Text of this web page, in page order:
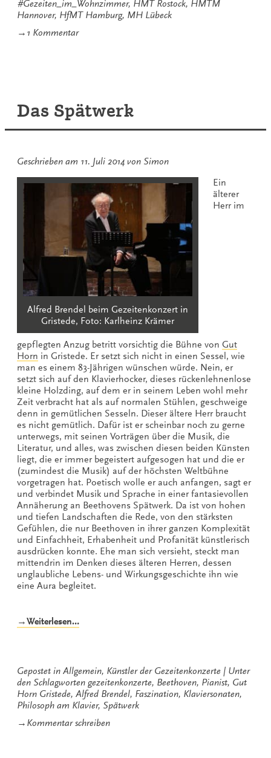
#Gezeiten_im_Wohnzimmer, HMT Rostock, HMTM
Hannover, HfMT Hamburg, MH Lübeck
→ 1 Kommentarzu
Sonaten
Das Spätwerk
Geschrieben am 11. Juli 2014 von Simon
Alfred Brendel beim Gezeitenkonzert in
Gristede, Foto: Karlheinz Krämer
Ein
älterer
Herr im
gepflegten Anzug betritt vorsichtig die Bühne von Gut
Horn in Gristede. Er setzt sich nicht in einen Sessel, wie
man es einem 83-Jährigen wünschen würde. Nein, er
setzt sich auf den Klavierhocker, dieses rückenlehnenlose
kleine Holzding, auf dem er in seinem Leben wohl mehr
Zeit verbracht hat als auf normalen Stühlen, geschweige
denn in gemütlichen Sesseln. Dieser ältere Herr braucht
es nicht gemütlich. Dafür ist er scheinbar noch zu gerne
unterwegs, mit seinen Vorträgen über die Musik, die
Literatur, und alles, was zwischen diesen beiden Künsten
liegt, die er immer begeistert aufgesogen hat und die er
(zumindest die Musik) auf der höchsten Weltbühne
vorgetragen hat. Poetisch wolle er auch anfangen, sagt er
und verbindet Musik und Sprache in einer fantasievollen
Annäherung an Beethovens Spätwerk. Da ist von hohen
und tiefen Landschaften die Rede, von den stärksten
Gefühlen, die nur Beethoven in ihrer ganzen Komplexität
und Einfachheit, Erhabenheit und Profanität künstlerisch
ausdrücken konnte. Ehe man sich versieht, steckt man
mittendrin im Denken dieses älteren Herren, dessen
unglaubliche Lebens- und Wirkungsgeschichte ihn wie
eine Aura begleitet.
→Weiterlesen…„Das
Gepostet in Allgemein, Künstler der Gezeitenkonzerte
Unter
den Schlagworten gezeitenkonzerte, Beethoven, Pianist, Gut
Horn Gristede, Alfred Brendel, Faszination, Klaviersonaten,
Philosoph am Klavier, Spätwerk
→ Kommentar schreibenzu